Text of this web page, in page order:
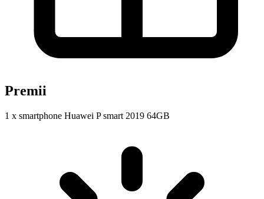
Premii
1 x smartphone Huawei P smart 2019 64GB